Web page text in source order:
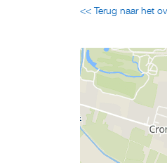
<< Terug naar het